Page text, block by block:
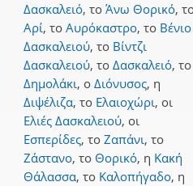
Δασκαλειό, το Άνω Θορικό,
Αρί, το Αυρόκαστρο, το Βένιο
Δασκαλειού, το Βίντζι
Δασκαλειού, το Δασκαλειό, το
Δημολάκι, ο Διόνυσος, η
Διψέλιζα, το Ελαιοχώρι, οι
Ελιές Δασκαλειού, οι
Εσπερίδες, το Ζαπάνι, το
Ζάστανο, το Θορικό, η Κακή
Θάλασσα, το Καλοπήγαδο, η